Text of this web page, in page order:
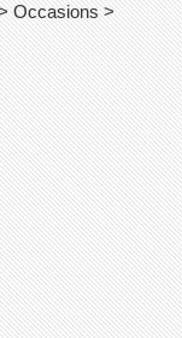
Occasions >